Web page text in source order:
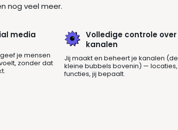
nog veel meer.
media
je mensen
zonder dat
Volledige controle over
kanalen
Jij maakt en beheert je kanalen (de
kleine bubbels bovenin) — locaties,
functies, jij bepaalt.